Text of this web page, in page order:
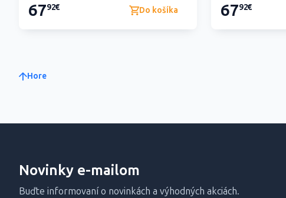
6792€ Do košíka 6792€
Hore
Novinky e-mailom
Buďte informovaní o novinkách a výhodných akciách.